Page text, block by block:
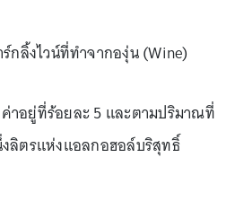
กลิ้งไวน์ที่ทำจากองุ่น (Wine)
าอยู่ที่ร้อยละ 5 และตามปริมาณที่
ลิตรแห่งแอลกอฮอล์บริสุทธิ์